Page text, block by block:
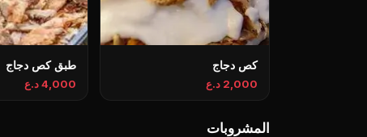
کص دجاج
2,000 د.ع
طبق کص دجاج
4,000 د.ع
المشروبات